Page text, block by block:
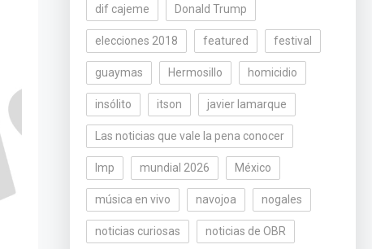
dif cajeme Donald Trump
elecciones 2018 featured festival
guaymas Hermosillo homicidio
insólito itson javier lamarque
Las noticias que vale la pena conocer
lmp mundial 2026 México
música en vivo navojoa nogales
noticias curiosas noticias de OBR